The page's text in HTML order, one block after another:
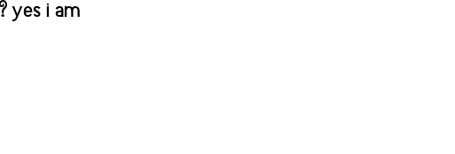
yes i am